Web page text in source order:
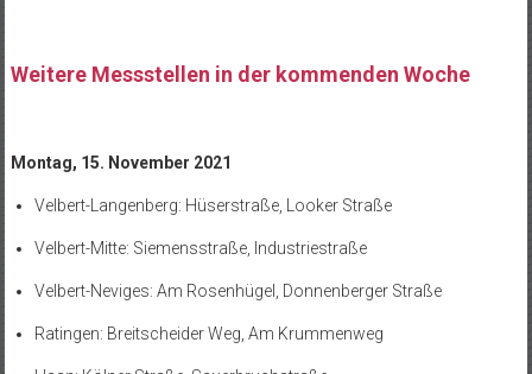
Weitere Messstellen in der kommenden Woche
Montag, 15. November 2021
Velbert-Langenberg: Hüserstraße, Looker Straße
Velbert-Mitte: Siemensstraße, Industriestraße
Velbert-Neviges: Am Rosenhügel, Donnenberger Straße
Ratingen: Breitscheider Weg, Am Krummenweg